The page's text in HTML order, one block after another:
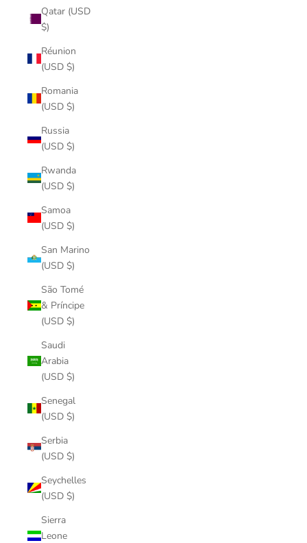
Qatar (USD
$)
Réunion
(USD $)
Romania
(USD $)
Russia
(USD $)
Rwanda
(USD $)
Samoa
(USD $)
San Marino
(USD $)
São Tomé
& Príncipe
(USD $)
Saudi
Arabia
(USD $)
Senegal
(USD $)
Serbia
(USD $)
Seychelles
(USD $)
Sierra
Leone